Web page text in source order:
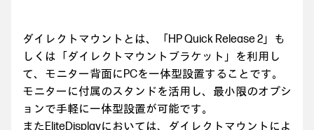
ダイレクトマウントとは、「HP Quick Release 2」も
しくは「ダイレクトマウントブラケット」を利用し
て、モニター背面にPCを一体型設置することです。
モニターに付属のスタンドを活用し、最小限のオプシ
ョンで手軽に一体型設置が可能です。
またEliteDisplayにおいては、ダイレクトマウントによ